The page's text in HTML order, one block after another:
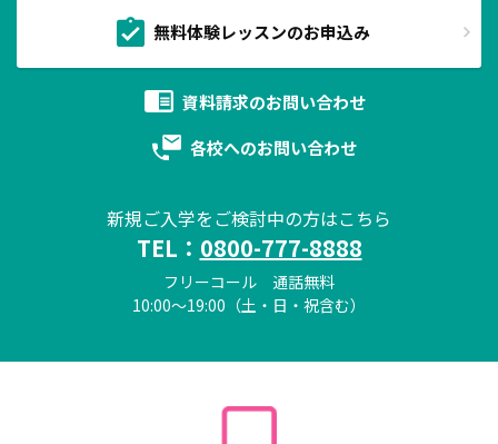
無料体験レッスンのお申込み
資料請求のお問い合わせ
各校へのお問い合わせ
新規ご入学をご検討中の方はこちら
TEL： 0800-777-8888
フリーコール 通話無料
10:00～19:00（土・日・祝含む）